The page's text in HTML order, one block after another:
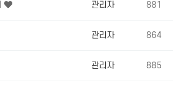
관리자 881
관리자 864
관리자 885